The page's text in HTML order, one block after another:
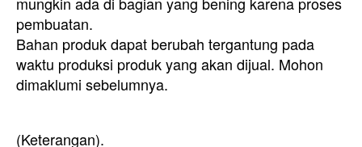
pembuatan.
Bahan produk dapat berubah tergantung pada
waktu produksi produk yang akan dijual. Mohon
dimaklumi sebelumnya.
(Keterangan).